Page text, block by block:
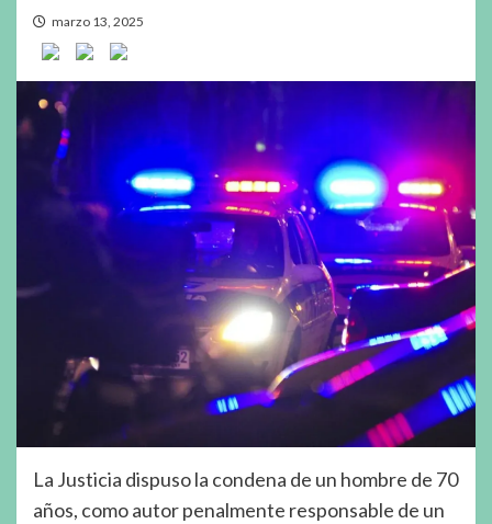
marzo 13, 2025
La Justicia dispuso la condena de un hombre de 70
años, como autor penalmente responsable de un